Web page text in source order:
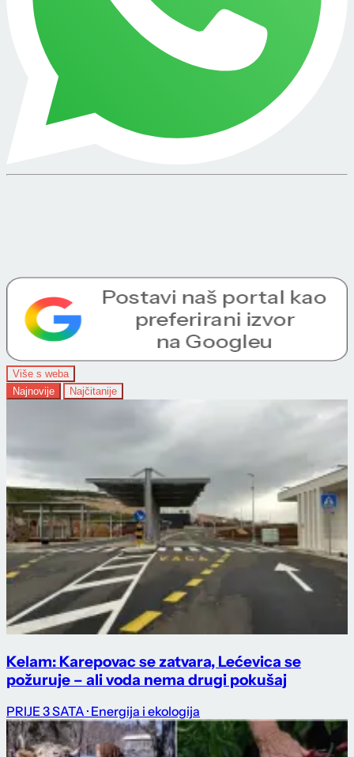
Više s weba
Najnovije
Najčitanije
Kelam: Karepovac se zatvara, Lećevica se
požuruje – ali voda nema drugi pokušaj
PRIJE 3 SATA · Energija i ekologija